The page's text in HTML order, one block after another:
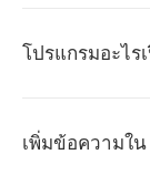
โปรแกรมอะไร
เพิ่มข้อความใน